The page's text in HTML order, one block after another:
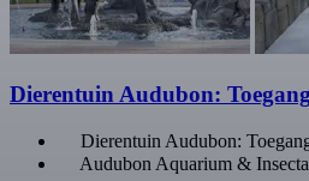
Dierentuin Audubon:
Dierentuin Audubon:
Audubon Aquarium &